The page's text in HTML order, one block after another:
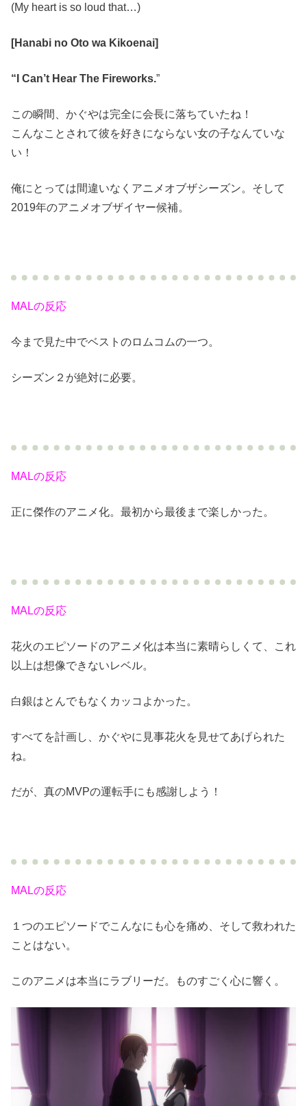
(My heart is so loud that…)
[Hanabi no Oto wa Kikoenai]
“I Can’t Hear The Fireworks.”
この瞬間、かぐやは完全に会長に落ちていたね！
こんなことされて彼を好きにならない女の子なんていな
い！
俺にとっては間違いなくアニメオブザシーズン。そして
2019年のアニメオブザイヤー候補。
MALの反応
今まで見た中でベストのロムコムの一つ。
シーズン２が絶対に必要。
MALの反応
正に傑作のアニメ化。最初から最後まで楽しかった。
MALの反応
花火のエピソードのアニメ化は本当に素晴らしくて、これ
以上は想像できないレベル。
白銀はとんでもなくカッコよかった。
すべてを計画し、かぐやに見事花火を見せてあげられた
ね。
だが、真のMVPの運転手にも感謝しよう！
MALの反応
１つのエピソードでこんなにも心を痛め、そして救われた
ことはない。
このアニメは本当にラブリーだ。ものすごく心に響く。